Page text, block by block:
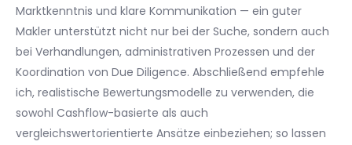
Marktkenntnis und klare Kommunikation — ein guter
Makler unterstützt nicht nur bei der Suche, sondern auch
bei Verhandlungen, administrativen Prozessen und der
Koordination von Due Diligence. Abschließend empfehle
ich, realistische Bewertungsmodelle zu verwenden, die
sowohl Cashflow-basierte als auch
vergleichswertorientierte Ansätze einbeziehen; so lassen